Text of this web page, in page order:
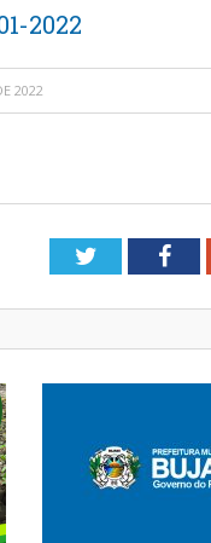
2022
2022
Twitter